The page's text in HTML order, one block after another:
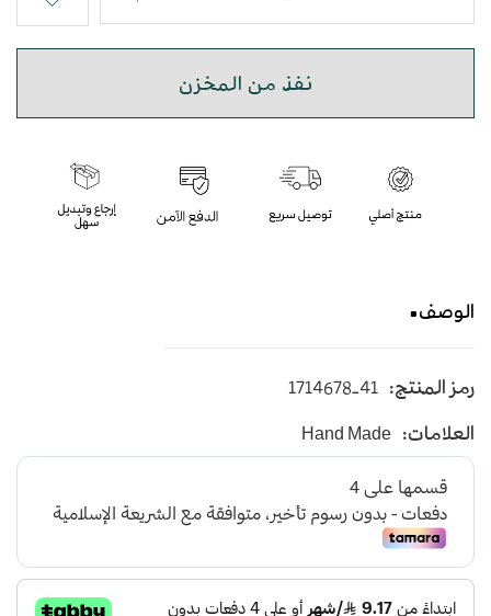
نفذ من المخزن
الوصف
أرضية فليكس مرتفعة - اللون أزرق
رمز المنتج: 1714678-41
العلامات: Hand Made